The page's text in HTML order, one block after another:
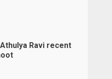
Ravi recent